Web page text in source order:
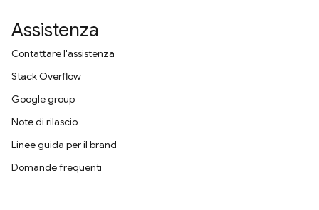
Assistenza
Contattare l'assistenza
Stack Overflow
Google group
Note di rilascio
Linee guida per il brand
Domande frequenti